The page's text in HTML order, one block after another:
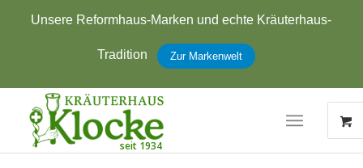
Jetzt zum Newsletter anmelden und5 € Rabatt
erhalten Zur Anmeldung